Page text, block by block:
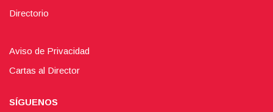
Directorio
Aviso de Privacidad
Cartas al Director
SÍGUENOS